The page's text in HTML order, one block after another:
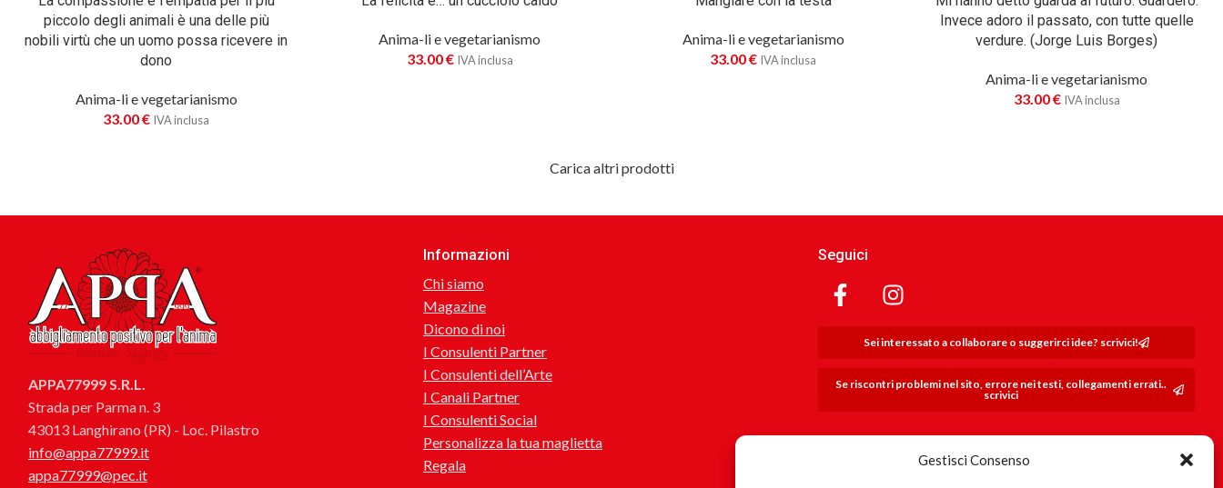
Gestisci Consenso
piccolo degli animali è una delle più
nobili virtù che un uomo possa ricevere in
dono
Anima-li e vegetarianismo
33.00€ IVA inclusa
Anima-li e vegetarianismo
33.00€ IVA inclusa
Anima-li e vegetarianismo
33.00€ IVA inclusa
Invece adoro il passato, con tutte quelle
verdure. (Jorge Luis Borges)
Anima-li e vegetarianismo
33.00€ IVA inclusa
Carica altri prodotti
APPA77999 S.R.L.
Strada per Parma n. 3
43013 Langhirano (PR) - Loc. Pilastro
info@appa77999.it
appa77999@pec.it
Informazioni
Chi siamo
Magazine
Dicono di noi
I Consulenti Partner
I Consulenti dell’Arte
I Canali Partner
I Consulenti Social
Personalizza la tua maglietta
Regala
Seguici
Sei interessato a collaborare o suggerirci idee? scrivici!
Se riscontri problemi nel sito, errore nei testi, collegamenti errati..
scrivici